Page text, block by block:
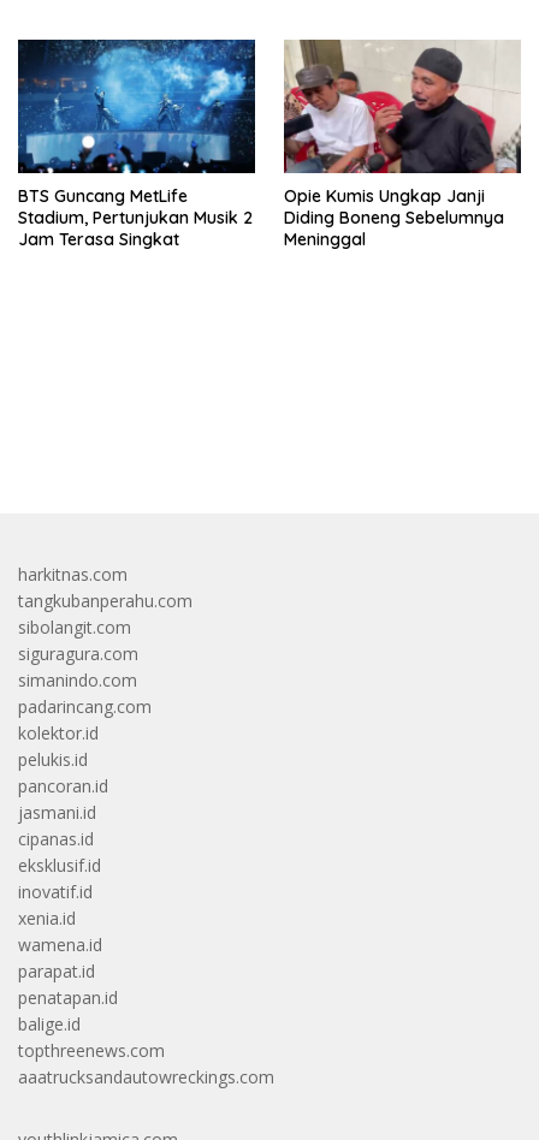
BTS Guncang MetLife
Stadium, Pertunjukan Musik 2
Jam Terasa Singkat
Opie Kumis Ungkap Janji
Diding Boneng Sebelumnya
Meninggal
harkitnas.com
tangkubanperahu.com
sibolangit.com
siguragura.com
simanindo.com
padarincang.com
kolektor.id
pelukis.id
pancoran.id
jasmani.id
cipanas.id
eksklusif.id
inovatif.id
xenia.id
wamena.id
parapat.id
penatapan.id
balige.id
topthreenews.com
aaatrucksandautowreckings.com